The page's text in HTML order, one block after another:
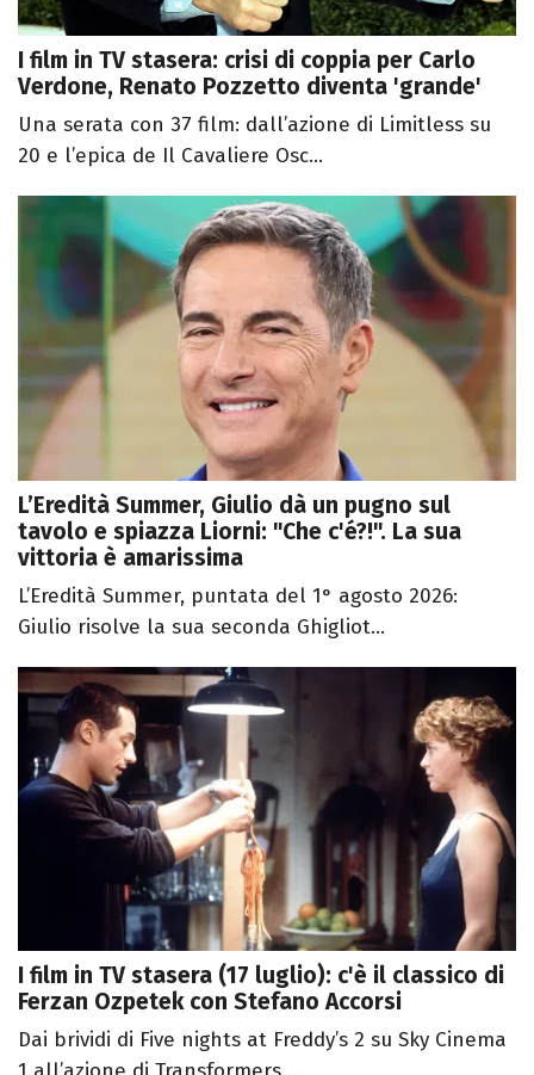
I film in TV stasera: crisi di coppia per Carlo
Verdone, Renato Pozzetto diventa 'grande'
Una serata con 37 film: dall’azione di Limitless su
20 e l’epica de Il Cavaliere Osc...
L’Eredità Summer, Giulio dà un pugno sul
tavolo e spiazza Liorni: "Che c'é?!". La sua
vittoria è amarissima
L’Eredità Summer, puntata del 1° agosto 2026:
Giulio risolve la sua seconda Ghigliot...
I film in TV stasera (17 luglio): c'è il classico di
Ferzan Ozpetek con Stefano Accorsi
Dai brividi di Five nights at Freddy’s 2 su Sky Cinema